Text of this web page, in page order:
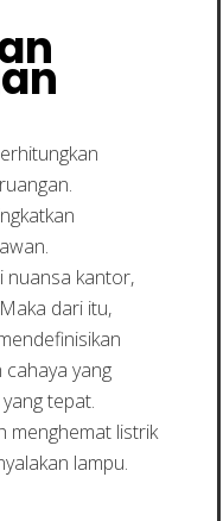
nuansa kantor,
dari itu,
yang
tepat.
menghemat listrik
lampu.